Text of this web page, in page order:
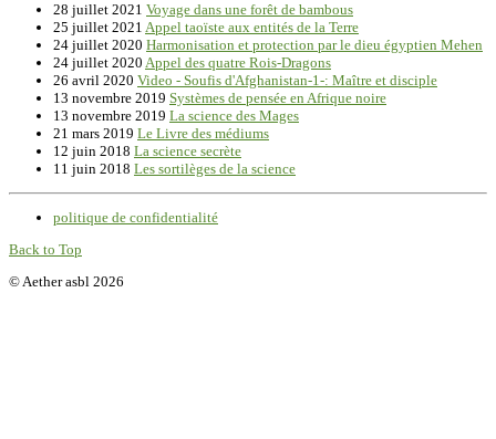
28 juillet 2021 Voyage dans une forêt de bambous
25 juillet 2021 Appel taoïste aux entités de la Terre
24 juillet 2020 Harmonisation et protection par le dieu égyptien Mehen
24 juillet 2020 Appel des quatre Rois-Dragons
26 avril 2020 Video - Soufis d'Afghanistan-1-: Maître et disciple
13 novembre 2019 Systèmes de pensée en Afrique noire
13 novembre 2019 La science des Mages
21 mars 2019 Le Livre des médiums
12 juin 2018 La science secrète
11 juin 2018 Les sortilèges de la science
politique de confidentialité
Back to Top
© Aether asbl 2026